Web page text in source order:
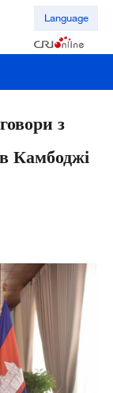
Language
з
Камбоджі